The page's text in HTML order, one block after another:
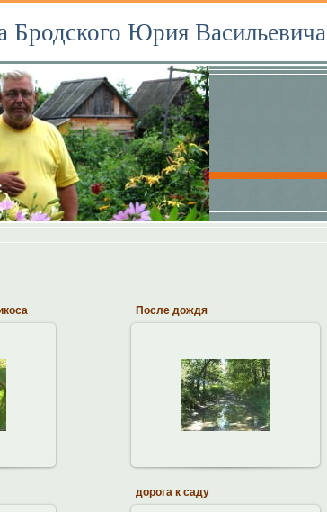
Бродского Юрия Васильевича
После дождя
14.10.2013
brodskiy
дорога к саду